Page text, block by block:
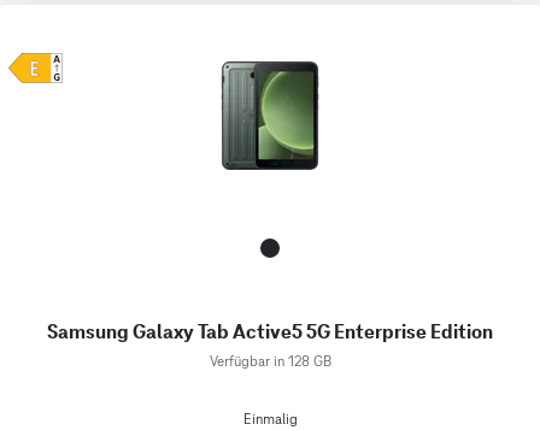
Samsung Galaxy Tab Active5 5G Enterprise Edition
Verfügbar in 128 GB
Einmalig